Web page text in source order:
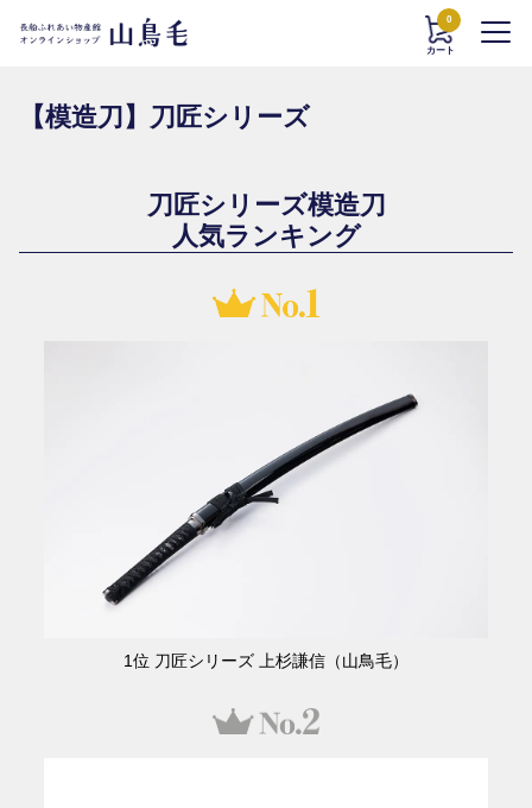
カート
0
【模造刀】刀匠シリーズ
刀匠シリーズ模造刀
人気ランキング
1位 刀匠シリーズ 上杉謙信（山鳥毛）